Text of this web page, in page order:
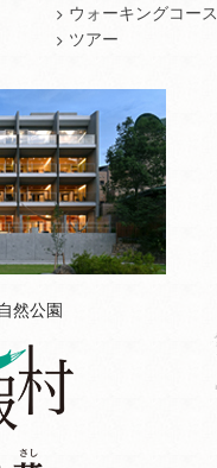
ウォーキングコース
ツアー
然公園